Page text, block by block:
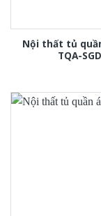
Nội thất tủ
TQA-SGD